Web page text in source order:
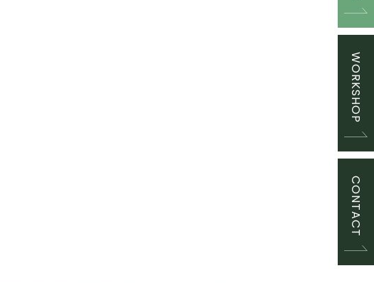
WORKSHOP
CONTACT